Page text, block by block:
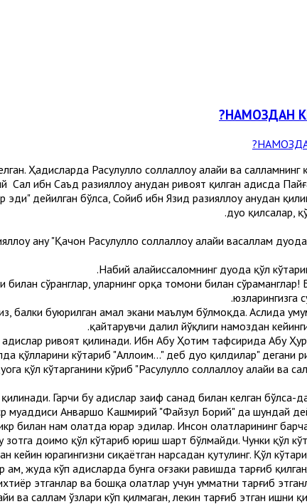
НАМОЗДАН
Ҳадисларда Расулуллоҳ соллаллоҳу алайҳи ва
ибн Саъд разияллоҳу анҳудан ривоят қилган ҳадисда
дейилган бўлса, Сойиб ибн Язид разияллоҳу анҳудан
дуо қилсалар,
анҳу "Қачон Расулуллоҳ соллаллоҳу алайҳи васаллам
Набий алайҳиссаломнинг дуода қўл
билан сўранглар, уларнинг орқа томони билан
юзларингизга
балки буюрилган амал экани маълум бўлмоқда. Аслида
қайтарувчи далил йўқлиги намоздан
ривоят қилинади. Ибн Абу Ҳотим тафсирида Абу
қўлларини кўтариб "Аллоҳим..." деб дуо қилдилар" дегани
қўл кўтарганини кўриб "Расулуллоҳ соллаллоҳу алайҳи ва
Гарчи бу ҳадислар заиф санад билан келган
муҳаддиси Анваршоҳ Кашмирий "Файзул Борий" да шундай
билан нам ҳолатда юрар эдилар. Инсон ҳолатларининг
зотга доимо қўл кўтариб юриш шарт бўлмайди. Чунки қўл
юрагингизни сиқаётган нарсадан қутулинг. Қўл
жуда кўп ҳадисларда бунга оғзаки равишда тарғиб
этганлар ва бошқа ҳолатлар учун умматни тарғиб
ва саллам ўзлари кўп қилмаган, лекин тарғиб этган